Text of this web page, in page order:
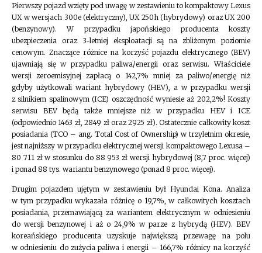
Pierwszy pojazd wzięty pod uwagę w zestawieniu to kompaktowy Lexus
UX w wersjach 300e (elektryczny), UX 250h (hybrydowy) oraz UX 200
(benzynowy). W przypadku japońskiego producenta koszty
ubezpieczenia oraz 3-letniej eksploatacji są na zbliżonym poziomie
cenowym. Znaczące różnice na korzyść pojazdu elektrycznego (BEV)
ujawniają się w przypadku paliwa/energii oraz serwisu. Właściciele
wersji zeroemisyjnej zapłacą o 142,7% mniej za paliwo/energię niż
gdyby użytkowali wariant hybrydowy (HEV), a w przypadku wersji
z silnikiem spalinowym (ICE) oszczędność wyniesie aż 202,2%! Koszty
serwisu BEV będą także mniejsze niż w przypadku HEV i ICE
(odpowiednio 1463 zł, 2849 zł oraz 2925 zł). Ostatecznie całkowity koszt
posiadania (TCO – ang. Total Cost of Ownership) w trzyletnim okresie,
jest najniższy w przypadku elektrycznej wersji kompaktowego Lexusa –
80 711 zł w stosunku do 88 953 zł wersji hybrydowej (8,7 proc. więcej)
i ponad 88 tys. wariantu benzynowego (ponad 8 proc. więcej).
Drugim pojazdem ujętym w zestawieniu był Hyundai Kona. Analiza
w tym przypadku wykazała różnicę o 19,7%, w całkowitych kosztach
posiadania, przemawiającą za wariantem elektrycznym w odniesieniu
do wersji benzynowej i aż o 24,9% w parze z hybrydą (HEV). BEV
koreańskiego producenta uzyskuje największą przewagę na polu
w odniesieniu do zużycia paliwa i energii – 166,7% różnicy na korzyść